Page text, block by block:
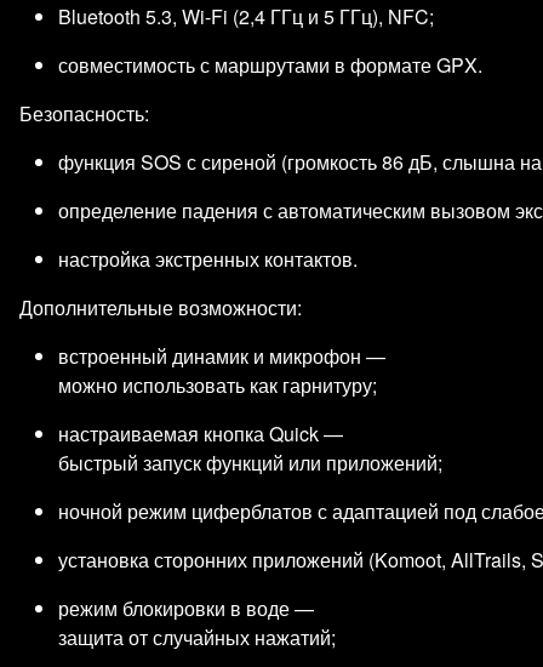
Bluetooth 5.3, Wi‑Fi (2,4 ГГц и 5 ГГц), NFC;
совместимость с маршрутами в формате GPX.
Безопасность:
функция SOS с сиреной (громкость 86 дБ, слышна
определение падения с автоматическим вызовом
настройка экстренных контактов.
Дополнительные возможности:
встроенный динамик и микрофон —
можно использовать как гарнитуру;
настраиваемая кнопка Quick —
быстрый запуск функций или приложений;
ночной режим циферблатов с адаптацией под
установка сторонних приложений (Komoot, AllTrails,
режим блокировки в воде —
защита от случайных нажатий;